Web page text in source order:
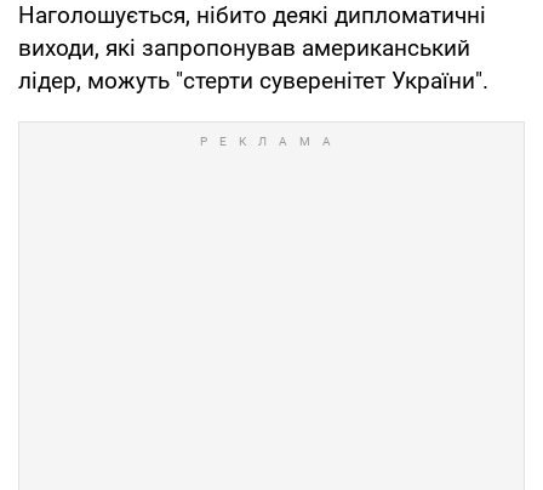
Наголошується, нібито деякі дипломатичні
виходи, які запропонував американський
лідер, можуть "стерти суверенітет України".